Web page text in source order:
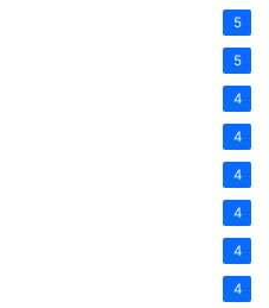
5
5
4
4
4
4
4
4